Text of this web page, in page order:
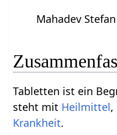
Mahadev
Tabletten‏‎ ist ein Begriff, der in Zusammenhang
steht mit Heilmittel,
Krankheit.